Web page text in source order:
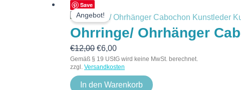
Save
Angebot!
Ohrringe/ Ohrhänger
€12,00
Preis
war:
€12,00
€6,00
Preis
ist:
€6,00.
Gemäß § 19 UStG wird keine MwSt. berechnet.
zzgl. Versandkosten
In den Warenkorb